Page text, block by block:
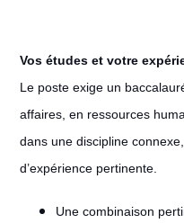
Vos études et votre
Le poste exige un
affaires, en ressources
dans une discipline
d’expérience pertinente.
Une combinaison